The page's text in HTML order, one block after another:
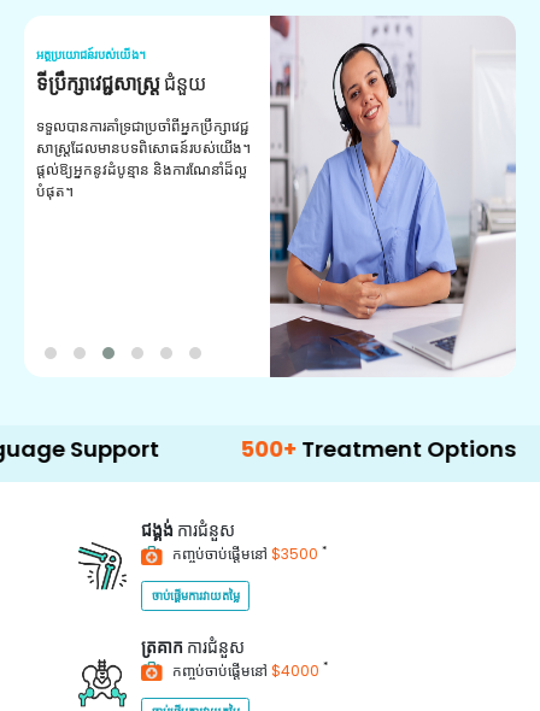
អត្ថប្រយោជន៍របស់យើង។
ទីប្រឹក្សាវេជ្ជសាស្ត្រជំនួយ
ទទួលបានការគាំទ្រជាប្រចាំពីអ្នកប្រឹក្សាវេជ្ជ
សាស្ត្រដែលមានបទពិសោធន៍របស់យើង។
ផ្តល់ឱ្យអ្នកនូវដំបូន្មាន និងការណែនាំដ៏ល្អ
បំផុត។
500+ Treatment Options
ជង្គង់ ការជំនួស
កញ្ចប់ចាប់ផ្តើមនៅ $3500 *
ចាប់ផ្តើមការវាយតម្លៃ
ត្រគាក ការជំនួស
កញ្ចប់ចាប់ផ្តើមនៅ $4000 *